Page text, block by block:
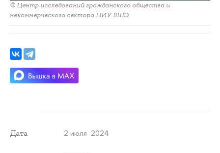
© Центр исследований гражданского общества и
некоммерческого сектора НИУ ВШЭ
Дата 2 июля 2024